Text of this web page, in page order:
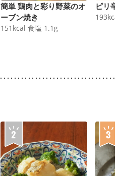
簡単 鶏肉と彩り野菜のオ
ーブン焼き
151 kcal 食塩 1.1 g
ピリ辛
193kcal